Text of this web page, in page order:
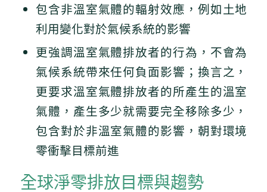
包含非溫室氣體的輻射效應，例如土地
利用變化對於氣候系統的影響
更強調溫室氣體排放者的行為，不會為
氣候系統帶來任何負面影響；換言之，
更要求溫室氣體排放者的所產生的溫室
氣體，產生多少就需要完全移除多少，
包含對於非溫室氣體的影響，朝對環境
零衝擊目標前進
全球淨零排放目標與趨勢